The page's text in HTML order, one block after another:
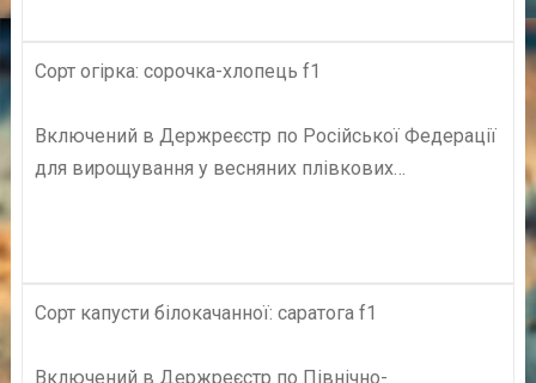
Сорт огірка: сорочка-хлопець f1
Включений в Держреєстр по Російської Федерації
для вирощування у весняних плівкових…
Сорт капусти білокачанної: саратога f1
Включений в Держреєстр по Північно-